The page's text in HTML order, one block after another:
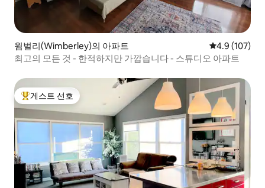
윔벌리(Wimberley)의 아파트 평점 4.9점(5
4.9 (107)
최고의 모든 것 - 한적하지만 가깝습니다 - 스튜디오 아파트
상위 게스트 선호
게스트 선호